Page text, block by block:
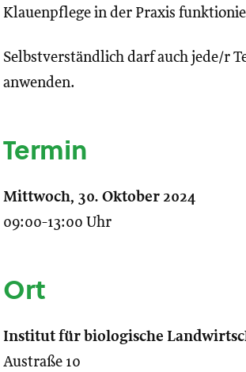
Klauenpflege in der Praxis
Selbstverständlich darf auch jede/r
anwenden.
Termin
Mittwoch, 30. Oktober 2024
09:00-13:00 Uhr
Ort
Institut für biologische
Austraße 10